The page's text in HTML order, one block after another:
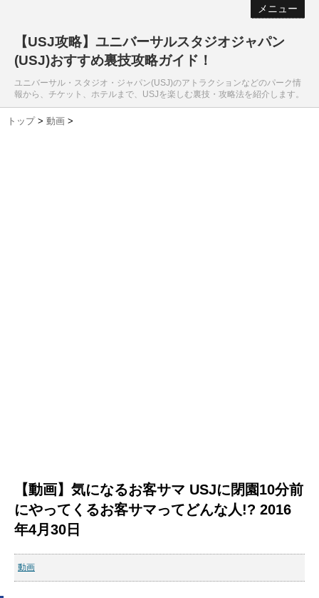
メニュー
【USJ攻略】ユニバーサルスタジオジャパン
(USJ)おすすめ裏技攻略ガイド！
ユニバーサル・スタジオ・ジャパン(USJ)のアトラクションなどのパーク情
報から、チケット、ホテルまで、USJを楽しむ裏技・攻略法を紹介します。
トップ > 動画 >
【動画】気になるお客サマ USJに閉園10分前
にやってくるお客サマってどんな人!? 2016
年4月30日
動画